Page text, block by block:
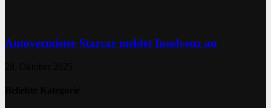
Autovermieter Starcar meldet Insolvenz an